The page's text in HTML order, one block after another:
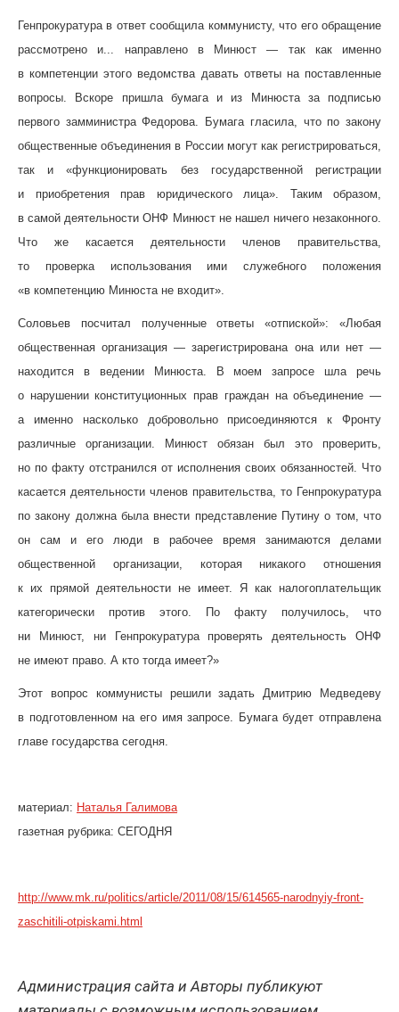
Генпрокуратура в ответ сообщила коммунисту, что его обращение
рассмотрено и... направлено в Минюст — так как именно
в компетенции этого ведомства давать ответы на поставленные
вопросы. Вскоре пришла бумага и из Минюста за подписью
первого замминистра Федорова. Бумага гласила, что по закону
общественные объединения в России могут как регистрироваться,
так и «функционировать без государственной регистрации
и приобретения прав юридического лица». Таким образом,
в самой деятельности ОНФ Минюст не нашел ничего незаконного.
Что же касается деятельности членов правительства,
то проверка использования ими служебного положения
«в компетенцию Минюста не входит».
Соловьев посчитал полученные ответы «отпиской»: «Любая
общественная организация — зарегистрирована она или нет —
находится в ведении Минюста. В моем запросе шла речь
о нарушении конституционных прав граждан на объединение —
а именно насколько добровольно присоединяются к Фронту
различные организации. Минюст обязан был это проверить,
но по факту отстранился от исполнения своих обязанностей. Что
касается деятельности членов правительства, то Генпрокуратура
по закону должна была внести представление Путину о том, что
он сам и его люди в рабочее время занимаются делами
общественной организации, которая никакого отношения
к их прямой деятельности не имеет. Я как налогоплательщик
категорически против этого. По факту получилось, что
ни Минюст, ни Генпрокуратура проверять деятельность ОНФ
не имеют право. А кто тогда имеет?»
Этот вопрос коммунисты решили задать Дмитрию Медведеву
в подготовленном на его имя запросе. Бумага будет отправлена
главе государства сегодня.
материал: Наталья Галимова
газетная рубрика: СЕГОДНЯ
http://www.mk.ru/politics/article/2011/08/15/614565-narodnyiy-front-
zaschitili-otpiskami.html
Администрация сайта и Авторы публикуют